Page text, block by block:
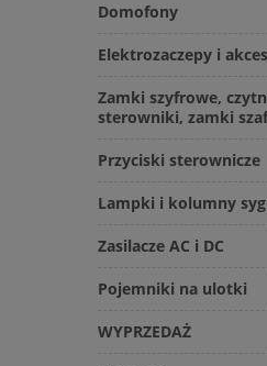
Domofony
Elektrozaczepy i
Zamki szyfrowe,
sterowniki, zamki
Przyciski sterownicze
Lampki i kolumny
Zasilacze AC i DC
Pojemniki na ulotki
WYPRZEDAŻ